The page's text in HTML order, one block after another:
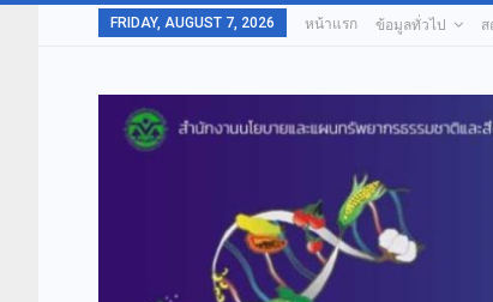
FRIDAY, AUGUST 7, 2026 หน้าแรก ข้อมูลทั่วไป